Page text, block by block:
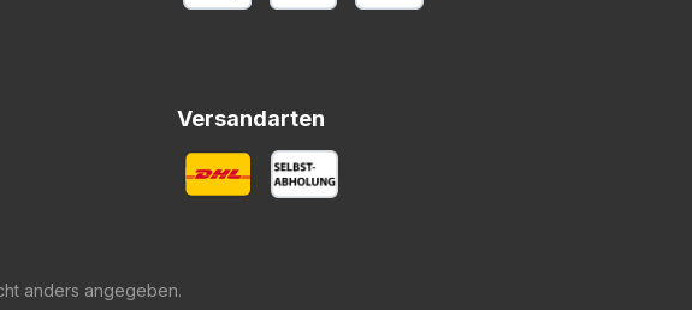
Versandarten
anders angegeben.